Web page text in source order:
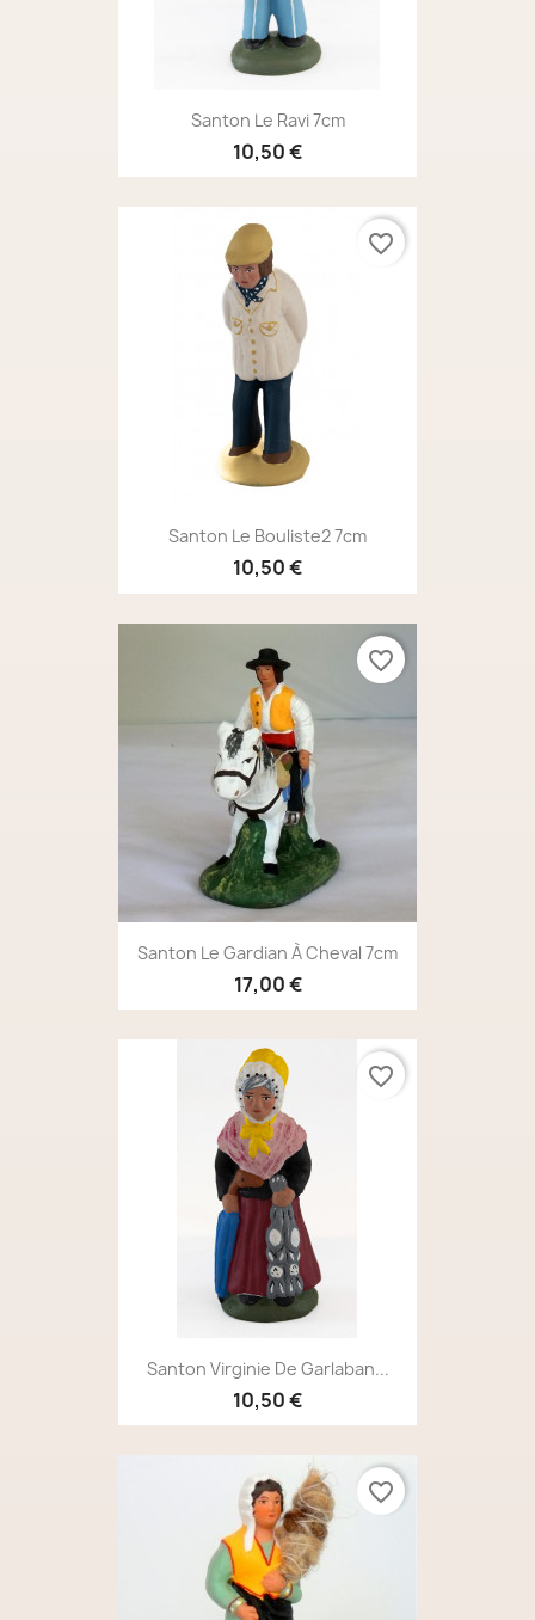
Santon Le Ravi 7cm
10,50 €
Santon Le Bouliste2 7cm
10,50 €
favorite_border
Santon Le Gardian À Cheval 7cm
17,00 €
favorite_border
Santon Virginie De Garlaban...
10,50 €
favorite_border
favorite_border